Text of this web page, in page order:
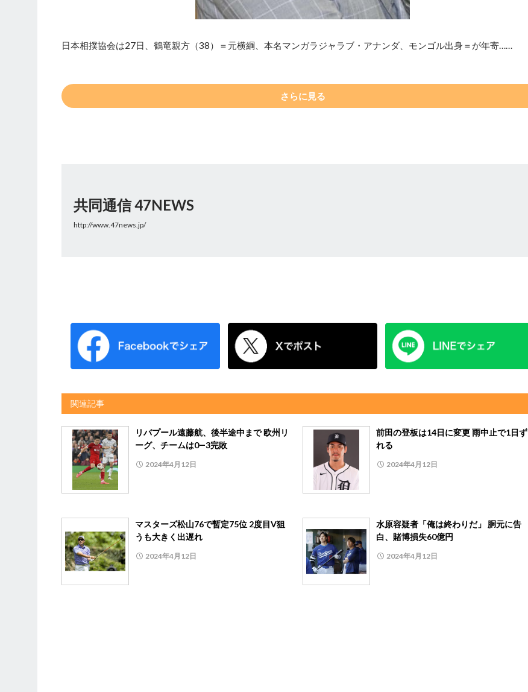
日本相撲協会は27日、鶴竜親方（38）＝元横綱、本名マンガラジャラブ・アナンダ、モンゴル出身＝が年寄……
さらに見る
共同通信 47NEWS
http://www.47news.jp/
関連記事
リバプール遠藤航、後半途中まで 欧州リ
ーグ、チームは0―3完敗
2024年4月12日
前田の登板は14日に変更 雨中止で1日ず
れる
2024年4月12日
マスターズ松山76で暫定75位 2度目V狙
うも大きく出遅れ
2024年4月12日
水原容疑者「俺は終わりだ」 胴元に告
白、賭博損失60億円
2024年4月12日